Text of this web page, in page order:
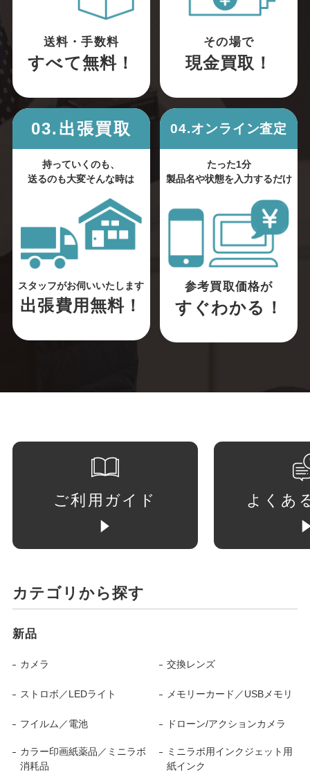
送料・手数料
すべて無料！
その場で
現金買取！
03.出張買取
持っていくのも、
送るのも大変そんな時は
スタッフがお伺いいたします
出張費用無料！
04.オンライン査定
たった1分
製品名や状態を入力するだけ
参考買取価格が
すぐわかる！
ご利用ガイド よくあ
カテゴリから探す
新品
カメラ 交換レンズ
ストロボ／LEDライト メモリーカード／USBメモリ
フイルム／電池 ドローン/アクションカメラ
カラー印画紙薬品／ミニラボ
消耗品
ミニラボ用インクジェット用
紙インク